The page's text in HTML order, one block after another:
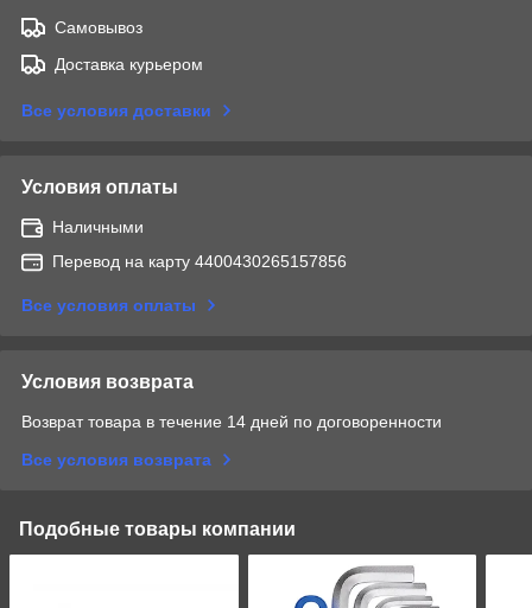
Самовывоз
Доставка курьером
Все условия доставки
Условия оплаты
Наличными
Перевод на карту 4400430265157856
Все условия оплаты
Условия возврата
Возврат товара в течение 14 дней по договоренности
Все условия возврата
Подобные товары компании